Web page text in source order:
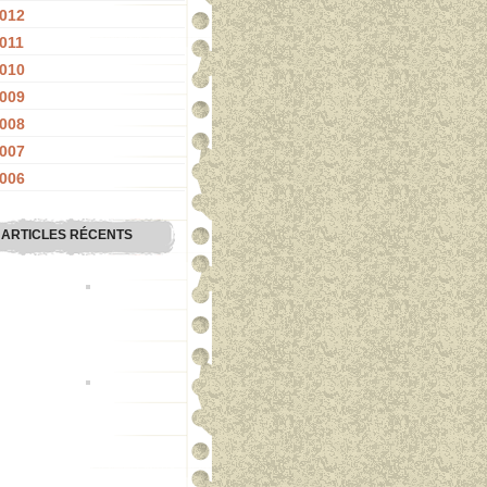
ARTICLES RÉCENTS